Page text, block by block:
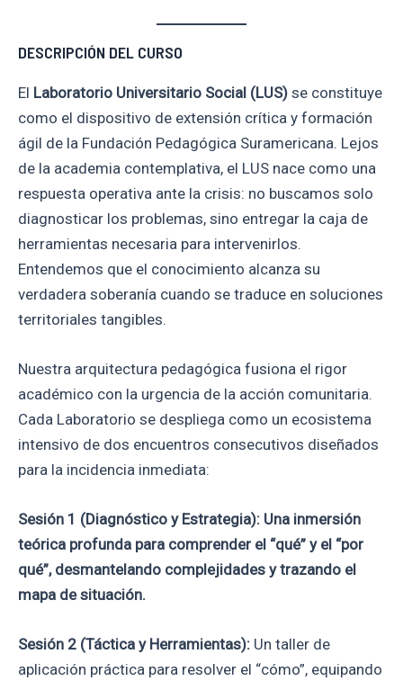
DESCRIPCIÓN DEL CURSO
El Laboratorio Universitario Social (LUS) se constituye
como el dispositivo de extensión crítica y formación
ágil de la Fundación Pedagógica Suramericana. Lejos
de la academia contemplativa, el LUS nace como una
respuesta operativa ante la crisis: no buscamos solo
diagnosticar los problemas, sino entregar la caja de
herramientas necesaria para intervenirlos.
Entendemos que el conocimiento alcanza su
verdadera soberanía cuando se traduce en soluciones
territoriales tangibles.
Nuestra arquitectura pedagógica fusiona el rigor
académico con la urgencia de la acción comunitaria.
Cada Laboratorio se despliega como un ecosistema
intensivo de dos encuentros consecutivos diseñados
para la incidencia inmediata:
Sesión 1 (Diagnóstico y Estrategia): Una inmersión
teórica profunda para comprender el “qué” y el “por
qué”, desmantelando complejidades y trazando el
mapa de situación.
Sesión 2 (Táctica y Herramientas): Un taller de
aplicación práctica para resolver el “cómo”, equipando